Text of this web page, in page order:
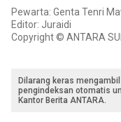
Pewarta: Genta Tenri
Editor: Juraidi
Copyright © ANTARA
Dilarang keras
pengindeksan otomatis
Kantor Berita ANTARA.